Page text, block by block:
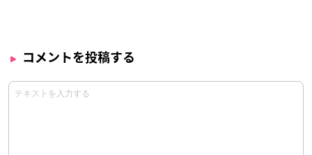
コメントを投稿する